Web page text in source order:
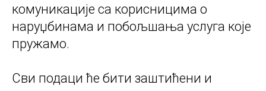
комуникације са корисницима о
наруџбинама и побољшања услуга које
пружамо.
Сви подаци ће бити заштићени и